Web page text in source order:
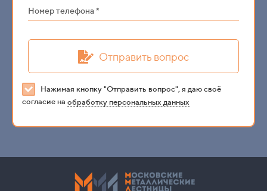
Номер телефона *
Отправить вопрос
Нажимая кнопку "Отправить вопрос", я даю своё
согласие на обработку персональных данных